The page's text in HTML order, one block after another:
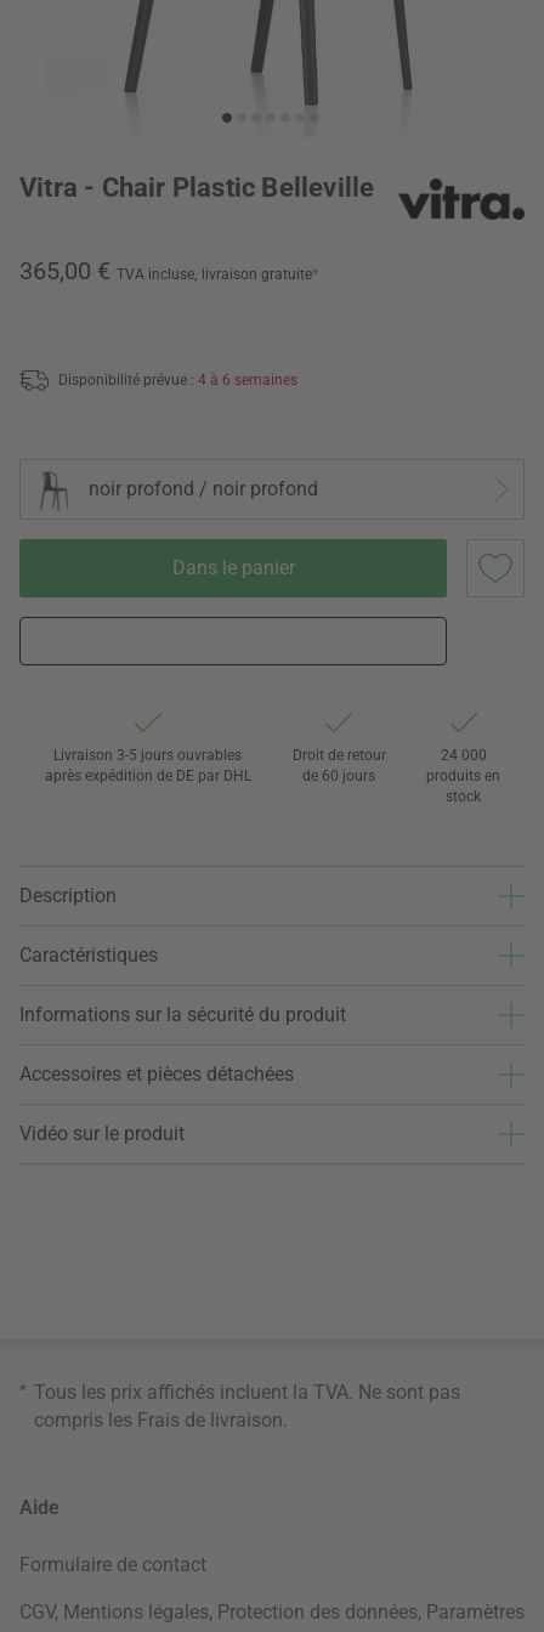
Vitra - Chair Plastic Belleville
365,00 € TVA incluse, livraison gratuite*
Disponibilité prévue : 4 à 6 semaines
noir profond / noir profond
Dans le panier
Livraison 3-5 jours ouvrables
après expédition de DE par DHL
Droit de retour
de 60 jours
24 000
produits en
stock
Description
Caractéristiques
Informations sur la sécurité du produit
Accessoires et pièces détachées
Vidéo sur le produit
* Tous les prix affichés incluent la TVA. Ne sont pas
compris les Frais de livraison
Aide
Formulaire de contact
CGV, Mentions légales, Protection des données, Paramètres